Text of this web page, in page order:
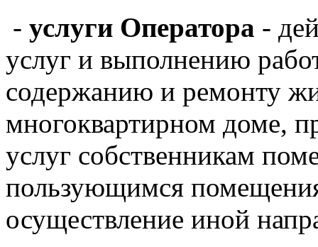
- услуги Оператора -
услуг и выполнению
содержанию и ремонту
многоквартирном доме,
услуг собственникам
пользующимся
осуществление иной